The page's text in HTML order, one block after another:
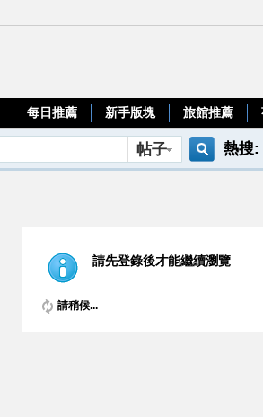
每日推薦 新手版塊 旅館推薦
帖子
索
熱搜:
請先登錄後才能繼續瀏覽
請稍候...